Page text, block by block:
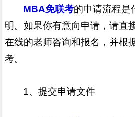
MBA免联考的申请流程是
明。如果你有意向申请，请直
在线的老师咨询和报名，并根
考。
1、提交申请文件